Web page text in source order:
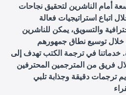
أمام الناشرين لتحقيق نجاحات
اتباع استراتيجيات فعالة
والتسويق، يمكن للناشرين
توسيع نطاق جمهورهم
خدماتنا في ترجمة الكتب تهدف إلى
فريق من المترجمين المحترفين
ترجمات دقيقة وجذابة تلبي